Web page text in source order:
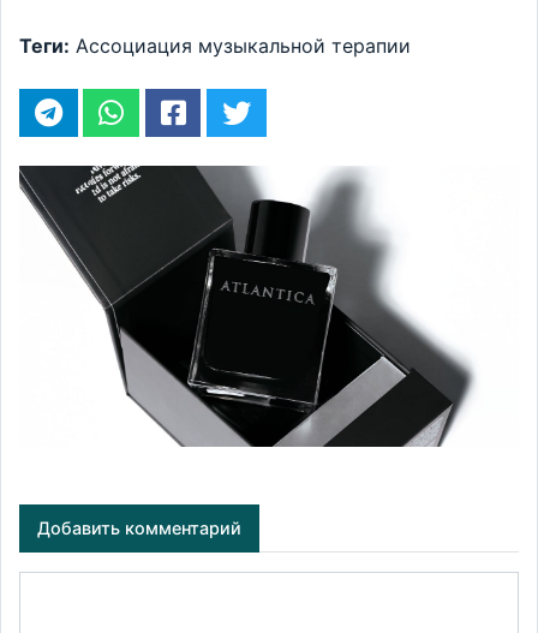
Теги: Ассоциация музыкальной терапии
Добавить комментарий